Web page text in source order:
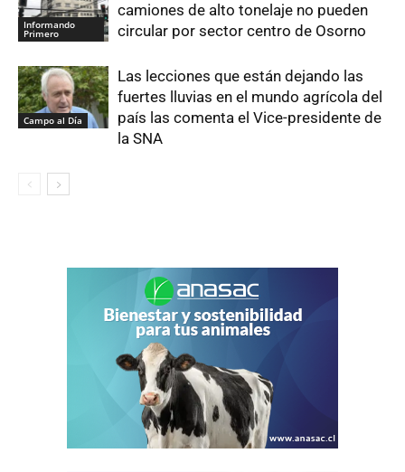
Informando
Primero
camiones de alto tonelaje no pueden
circular por sector centro de Osorno
Campo al Día
Las lecciones que están dejando las
fuertes lluvias en el mundo agrícola del
país las comenta el Vice-presidente de
la SNA